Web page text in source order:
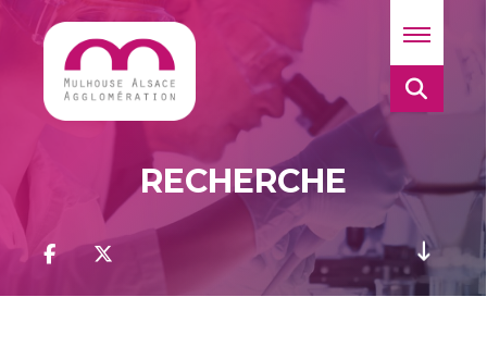
RECHERCHE